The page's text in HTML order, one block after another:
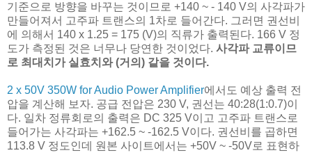
기준으로 방향을 바꾸는 것이므로 +140 ~ - 140 V의 사각파가
만들어져서 고주파 트랜스의 1차로 들어간다. 그러면 권선비
에 의해서 140 x 1.25 = 175 (V)의 직류가 출력된다. 166 V 정
도가 측정된 것은 너무나 당연한 것이었다. 사각파 교류이므
로 최대치가 실효치와 (거의) 같을 것이다.
2 x 50V 350W for Audio Power Amplifier에서도 예상 출력 전
압을 계산해 보자. 공급 전압은 230 V, 권선는 40:28(1:0.7)이
다. 일차 정류회로의 출력은 DC 325 V이고 고주파 트랜스로
들어가는 사각파는 +162.5 ~ -162.5 V이다. 권선비를 곱하면
113.8 V 정도인데 원본 사이트에서는 +50V ~ -50V로 표현하